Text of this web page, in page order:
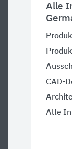
Alle
CAD-
Alle